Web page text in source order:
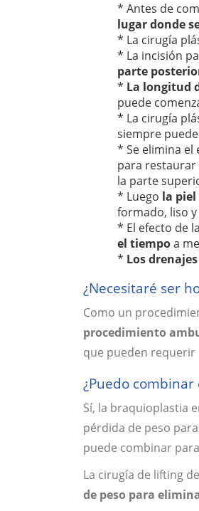
* Antes de
lugar donde
* La cirugía
* La incisión
parte
* La longitud
puede
* La cirugía
siempre
* Se elimina el
para
la parte
* Luego la
formado, liso
* El efecto de
el tiempoa
* Los
¿Necesitaré ser
Como un
procedimiento
que pueden requerir
¿Puedo
Sí, la braquioplastia
pérdida de peso
puede combinar
La cirugía de lifting
de peso para